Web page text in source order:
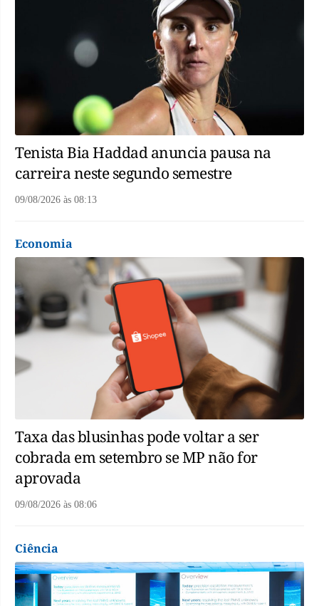
Tenista Bia Haddad anuncia pausa na
carreira neste segundo semestre
09/08/2026 às 08:13
Economia
Taxa das blusinhas pode voltar a ser
cobrada em setembro se MP não for
aprovada
09/08/2026 às 08:06
Ciência